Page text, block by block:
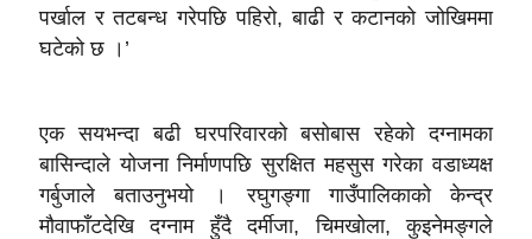
पर्खाल र तटबन्ध गरेपछि पहिरो, बाढी र कटानको जोखिममा
घटेको छ ।’
एक सयभन्दा बढी घरपरिवारको बसोबास रहेको दग्नामका
बासिन्दाले योजना निर्माणपछि सुरक्षित महसुस गरेका वडाध्यक्ष
गर्बुजाले बताउनुभयो । रघुगङ्गा गाउँपालिकाको केन्द्र
मौवाफाँटदेखि दग्नाम हुँदै दर्मीजा, चिमखोला, कुइनेमङ्गले